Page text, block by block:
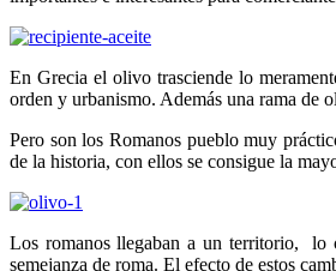
En Grecia el olivo trasciende lo
orden y urbanismo. Además una rama de
Pero son los Romanos pueblo muy
de la historia, con ellos se consigue la
Los romanos llegaban a un territorio, lo
semejanza de roma. El efecto de estos